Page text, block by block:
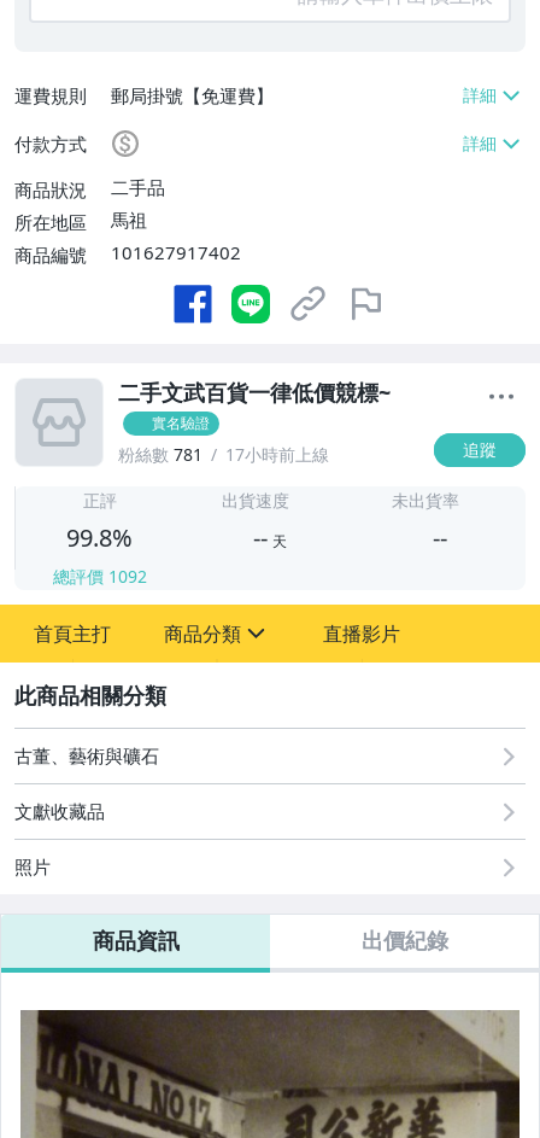
運費規則
郵局掛號【免運費】
付款方式
商品狀況
二手品
所在地區
馬祖
商品編號
101627917402
二手文武百貨一律低價競標~
實名驗證
粉絲數 781 17小時前上線 追蹤
正評
99.8%
總評價 1092
出貨速度
-- 天
未出貨率
--
首頁主打 商品分類
古董、藝術與礦石
玩具、模型與公仔
直播影片
古董、藝術與礦石
文獻收藏品
照片
商品資訊 出價紀錄